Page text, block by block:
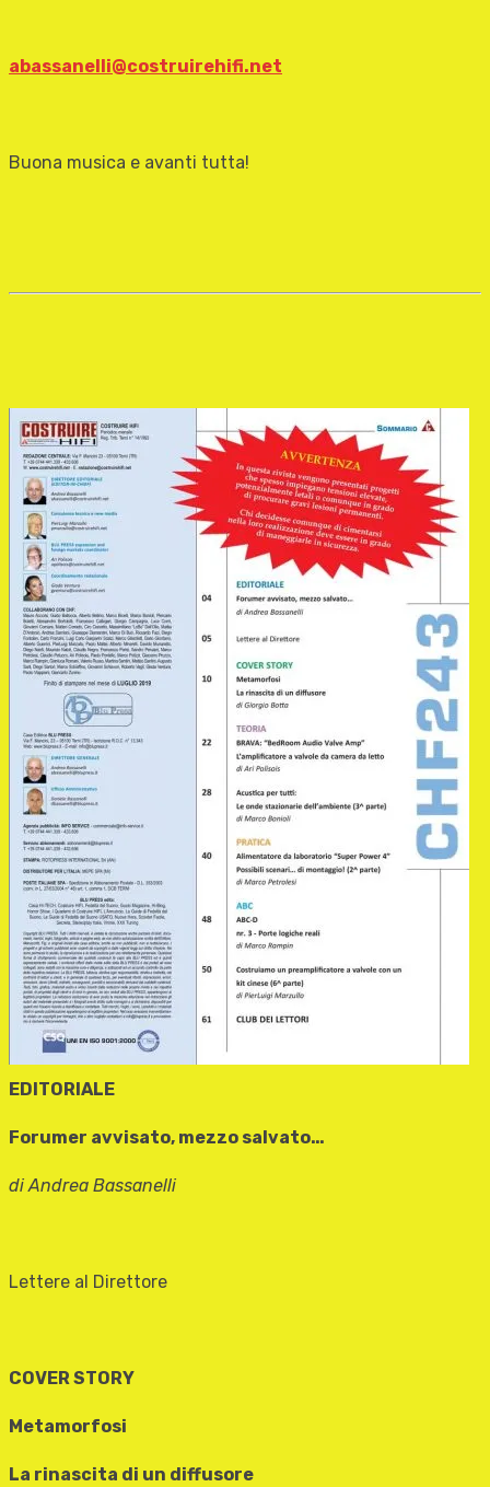
abassanelli@costruirehifi.net
Buona musica e avanti tutta!
EDITORIALE
Forumer avvisato, mezzo salvato…
di Andrea Bassanelli
Lettere al Direttore
COVER STORY
Metamorfosi
La rinascita di un diffusore